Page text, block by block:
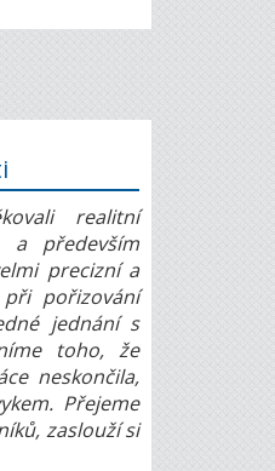
realitní
a především
precizní a
pořizování
jednání s
toho, že
neskončila,
Přejeme
zaslouží si